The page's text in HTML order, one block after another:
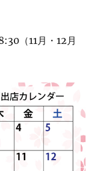
（11月・12月